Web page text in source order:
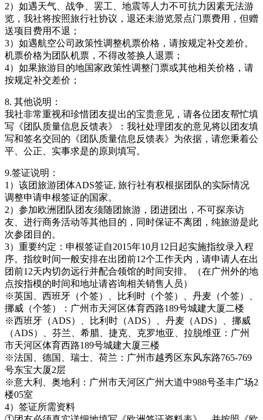
2）如遇天气、战争、罢工、地震等人力不可抗力因素无法游
览，我社将按照旅行社协议，退还未游览景点门票费用，但赠
送项目费用不退；
3）如遇航空公司政策性调整机票价格，请按规定补交差价。
机票价格为团队机票，不得改签换人退票；
4）如果旅游目的地国家政策性调整门票或其他相关价格，请
按规定补交差价；
8. 其他说明：
我社非常重视和珍惜团友提出的宝贵意见，请各位团友帮忙填
写《团队质量信息反馈表》：我社处理团友的意见将以团友填
写和签名交回的《团队质量信息反馈表》为依据，请您秉着公
平、公正、实事求是的原则填写。
9.签证说明：
1）该团旅游团体ADS签证, 旅行社有权根据团队的实际情况
调整申请申根签证的国家。
2）参加欧洲团队团友须随团旅游，团进团出，不可探亲访
友、进行商务活动等其他目的，同时保证不离团，纯旅游是此
次参团目的。
3）重要约定：申根签证自2015年10月12日起实施指纹录入程
序。指纹时间一般安排在出团前12个工作天内，请申请人在出
团前12天内切勿远行并配合领馆的时间安排。（在广州外的地
点按指模的时间和地址请咨询相关销售人员）
※英国、西班牙（个签）、比利时（个签）、丹麦（个签）、
挪威（个签）：广州市天河区体育西路189号城建大厦二楼
※西班牙（ADS）、比利时（ADS）、丹麦（ADS）、挪威
（ADS）、芬兰、希腊、捷克、克罗地亚、拉脱维亚：广州
市天河区体育西路189号城建大厦三楼
※法国、德国、瑞士、荷兰：广州市越秀区东风东路765-769
号东宝大厦2层
※意大利、奥地利：广州市天河区广州大道中988号圣丰广场2
楼05室
4）签证所需资料